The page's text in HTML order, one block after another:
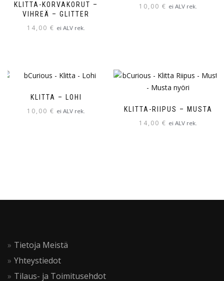
KLITTA-KORVAKORUT –
VIHREÄ – GLITTER
14,00 € ei ALV rek.
muunnelma.
10,00 € ei ALV rek.
KLITTA – LOHI
10,00 € ei ALV rek. KLITTA-RIIPUS – MUSTA
14,00 € ei ALV rek.
Tietoja Meistä
Yhteystiedot
Tilaus- ja Toimitusehdot